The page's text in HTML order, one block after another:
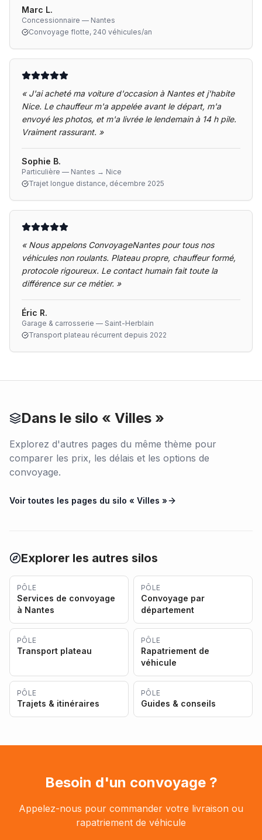
Marc L.
Concessionnaire — Nantes
Convoyage flotte, 240 véhicules/an
« J'ai acheté ma voiture d'occasion à Nantes et j'habite
Nice. Le chauffeur m'a appelée avant le départ, m'a
envoyé les photos, et m'a livrée le lendemain à 14 h pile.
Vraiment rassurant. »
Sophie B.
Particulière — Nantes → Nice
Trajet longue distance, décembre 2025
« Nous appelons ConvoyageNantes pour tous nos
véhicules non roulants. Plateau propre, chauffeur formé,
protocole rigoureux. Le contact humain fait toute la
différence sur ce métier. »
Éric R.
Garage & carrosserie — Saint-Herblain
Transport plateau récurrent depuis 2022
Dans le silo « Villes »
Explorez d'autres pages du même thème pour
comparer les prix, les délais et les options de
convoyage.
Voir toutes les pages du silo « Villes »
Explorer les autres silos
PÔLE
Services de convoyage
à Nantes
PÔLE
Convoyage par
département
PÔLE
Transport plateau
PÔLE
Rapatriement de
véhicule
PÔLE
Trajets & itinéraires
PÔLE
Guides & conseils
Besoin d'un convoyage ?
Appelez-nous pour commander votre livraison ou
rapatriement de véhicule